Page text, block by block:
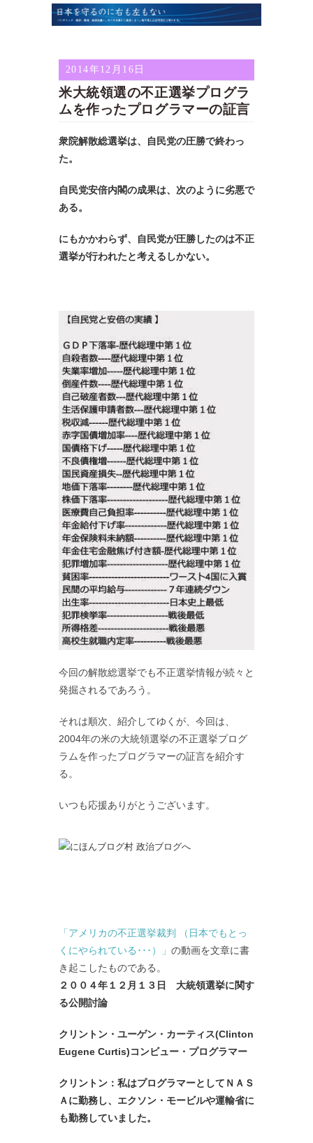
2014年12月16日
米大統領選の不正選挙プログラ
ムを作ったプログラマーの証言
衆院解散総選挙は、自民党の圧勝で終わっ
た。
自民党安倍内閣の成果は、次のように劣悪で
ある。
にもかかわらず、自民党が圧勝したのは不正
選挙が行われたと考えるしかない。
今回の解散総選挙でも不正選挙情報が続々と
発掘されるであろう。
それは順次、紹介してゆくが、今回は、
2004年の米の大統領選挙の不正選挙プログ
ラムを作ったプログラマーの証言を紹介す
る。
いつも応援ありがとうございます。
「アメリカの不正選挙裁判 （日本でもとっ
くにやられている･･･）」 の動画を文章に書
き起こしたものである。
２００４年１２月１３日 大統領選挙に関す
る公開討論
クリントン・ユーゲン・カーティス(Clinton
Eugene Curtis)コンビュー・プログラマー
クリントン：私はプログラマーとしてＮＡＳ
Ａに勤務し、エクソン・モービルや運輸省に
も勤務していました。